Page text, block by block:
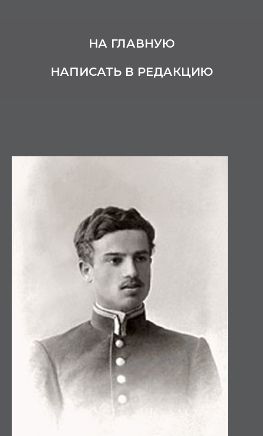
НА ГЛАВНУЮ
НАПИСАТЬ В РЕДАКЦИЮ